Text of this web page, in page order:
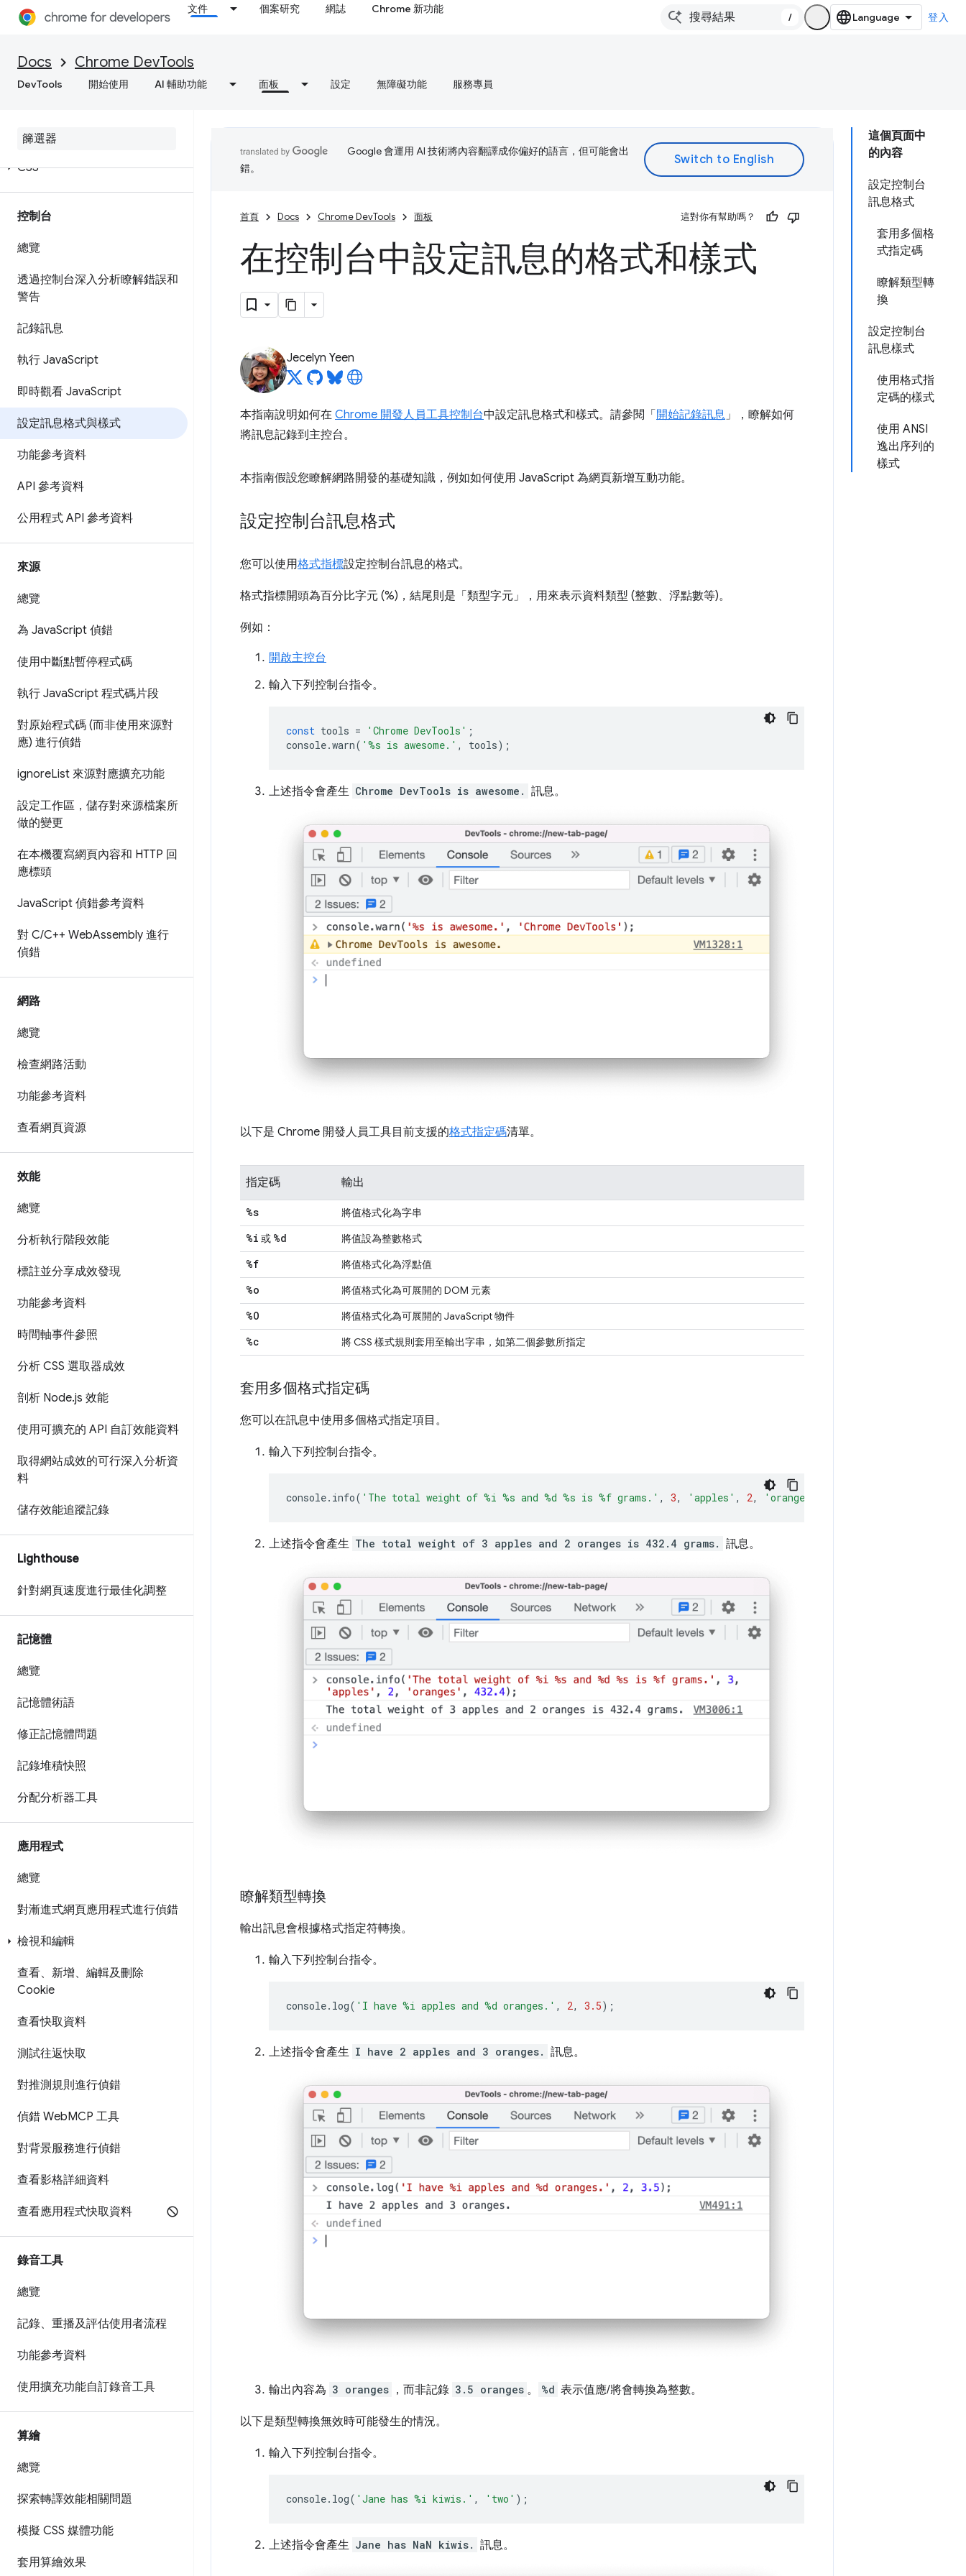
文件 個案研究 網誌 Chrome 新功能
/ 登入
Docs Chrome DevTools
DevTools 開始使用 AI 輔助功能 面板 設定 無障礙功能 服務專員
元素
DOM
CSS
控制台
總覽
透過控制台深入分析瞭解錯誤和
警告
記錄訊息
執行 JavaScript
即時觀看 JavaScript
設定訊息格式與樣式
功能參考資料
API 參考資料
公用程式 API 參考資料
來源
總覽
為 JavaScript 偵錯
使用中斷點暫停程式碼
執行 JavaScript 程式碼片段
對原始程式碼 (而非使用來源對
應) 進行偵錯
ignoreList 來源對應擴充功能
設定工作區，儲存對來源檔案所
做的變更
在本機覆寫網頁內容和 HTTP 回
應標頭
JavaScript 偵錯參考資料
對 C/C++ WebAssembly 進行
偵錯
網路
總覽
檢查網路活動
功能參考資料
查看網頁資源
效能
總覽
分析執行階段效能
標註並分享成效發現
功能參考資料
時間軸事件參照
分析 CSS 選取器成效
剖析 Node.js 效能
使用可擴充的 API 自訂效能資料
取得網站成效的可行深入分析資
料
儲存效能追蹤記錄
Lighthouse
針對網頁速度進行最佳化調整
記憶體
總覽
記憶體術語
修正記憶體問題
記錄堆積快照
分配分析器工具
應用程式
總覽
對漸進式網頁應用程式進行偵錯
檢視和編輯
查看、新增、編輯及刪除
Cookie
查看快取資料
測試往返快取
對推測規則進行偵錯
偵錯 WebMCP 工具
對背景服務進行偵錯
查看影格詳細資料
查看應用程式快取資料
錄音工具
總覽
記錄、重播及評估使用者流程
功能參考資料
使用擴充功能自訂錄音工具
算繪
總覽
探索轉譯效能相關問題
模擬 CSS 媒體功能
套用算繪效果
這個頁面中
的內容
設定控制台
訊息格式
套用多個格
式指定碼
瞭解類型轉
換
設定控制台
訊息樣式
使用格式指
定碼的樣式
使用 ANSI
逸出序列的
樣式
Google 會運用 AI 技術將內容翻譯成你偏好的語言，但可能會出
錯。
首頁 Docs Chrome DevTools 面板 這對你有幫助嗎？
在控制台中設定訊息的格式和樣式
Jecelyn Yeen
本指南說明如何在 Chrome 開發人員工具控制台中設定訊息格式和樣式。請參閱「 開始記錄訊息」，瞭解如何
將訊息記錄到主控台。
本指南假設您瞭解網路開發的基礎知識，例如如何使用 JavaScript 為網頁新增互動功能。
設定控制台訊息格式
您可以使用格式指標設定控制台訊息的格式。
格式指標開頭為百分比字元 (%)，結尾則是「類型字元」，用來表示資料類型 (整數、浮點數等)。
例如：
開啟主控台
輸入下列控制台指令。
const tools = 'Chrome DevTools' ;
console.warn( '%s is awesome.' , tools);
上述指令會產生 Chrome DevTools is awesome. 訊息。
以下是 Chrome 開發人員工具目前支援的格式指定碼清單。
指定碼 輸出
%s 將值格式化為字串
%i 或 %d 將值設為整數格式
%f 將值格式化為浮點值
%o 將值格式化為可展開的 DOM 元素
%O 將值格式化為可展開的 JavaScript 物件
%c 將 CSS 樣式規則套用至輸出字串，如第二個參數所指定
套用多個格式指定碼
您可以在訊息中使用多個格式指定項目。
輸入下列控制台指令。
console. info( 'The total weight of %i %s and %d %s is %f grams.' , 3, 'apples' , 2, 'oranges'
上述指令會產生 The total weight of 3 apples and 2 oranges is 432.4 grams. 訊息。
瞭解類型轉換
輸出訊息會根據格式指定符轉換。
輸入下列控制台指令。
console. log( 'I have %i apples and %d oranges.' , 2, 3.5);
上述指令會產生 I have 2 apples and 3 oranges. 訊息。
輸出內容為 3 oranges ，而非記錄 3.5 oranges 。 %d 表示值應/將會轉換為整數。
以下是類型轉換無效時可能發生的情況。
輸入下列控制台指令。
console. log( 'Jane has %i kiwis.' , 'two' );
上述指令會產生 Jane has NaN kiwis. 訊息。